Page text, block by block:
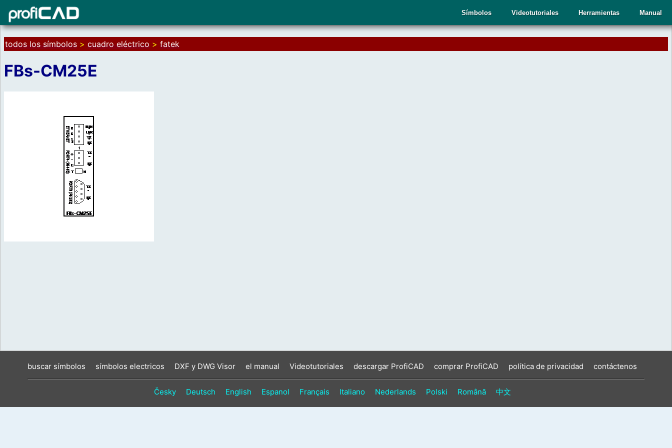
Manual
Herramientas
Videotutoriales
Símbolos
todos los símbolos > cuadro eléctrico > fatek
FBs-CM25E
buscar símbolos símbolos electricos DXF y DWG Visor el manual Videotutoriales descargar ProfiCAD comprar ProfiCAD política de privacidad contáctenos
Česky Deutsch English Espanol Français Italiano Nederlands Polski Română 中文